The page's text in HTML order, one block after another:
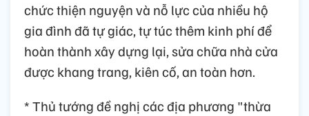
chức thiện nguyện và nỗ lực của nhiều hộ
gia đình đã tự giác, tự túc thêm kinh phí để
hoàn thành xây dựng lại, sửa chữa nhà cửa
được khang trang, kiên cố, an toàn hơn.
* Thủ tướng đề nghị các địa phương "thừa